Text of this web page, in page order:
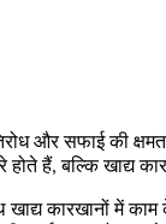
और सफाई की
हैं, बल्कि खाद्य
खाद्य कारखानों में